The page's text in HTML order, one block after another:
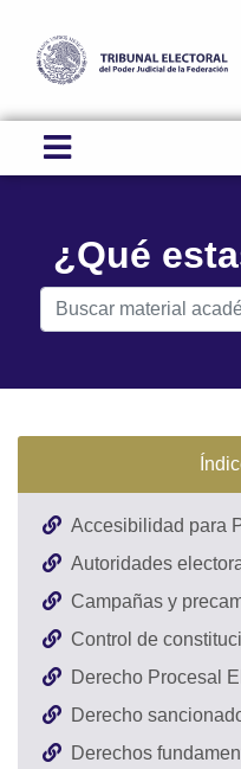
¿Qué
Accesibilidad para
Autoridades
Campañas y
Control de
Derecho Procesal
Derecho
Derechos